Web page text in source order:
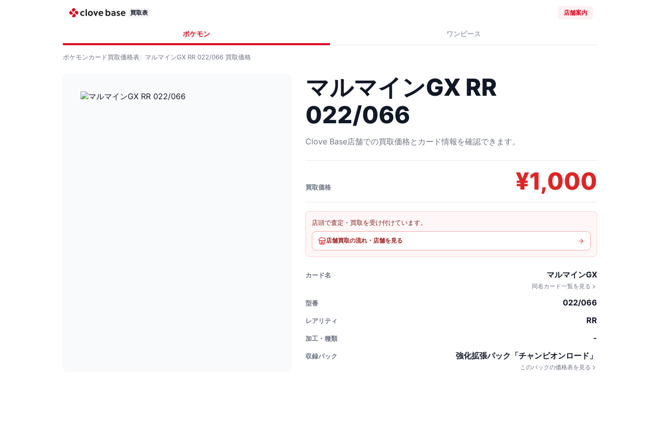
買取表 店舗案内
ポケモン ワンピース
ポケモンカード買取価格表 マルマインGX RR 022/066 買取価格
マルマインGX RR
022/066
Clove Base店舗での買取価格とカード情報を確認できます。
買取価格 ¥1,000
店頭で査定・買取を受け付けています。
店舗買取の流れ・店舗を見る
カード名 マルマインGX
同名カード一覧を見る
型番 022/066
レアリティ RR
加工・種類 -
収録パック 強化拡張パック「チャンピオンロード」
このパックの価格表を見る